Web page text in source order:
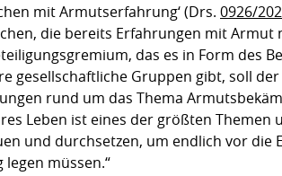
mit Armutserfahrung‘ (Drs. 0926/
die bereits Erfahrungen mit
das es in Form des
gesellschaftliche Gruppen gibt, soll
rund um das Thema
Leben ist eines der größten Themen
und durchsetzen, um endlich vor die
müssen.“